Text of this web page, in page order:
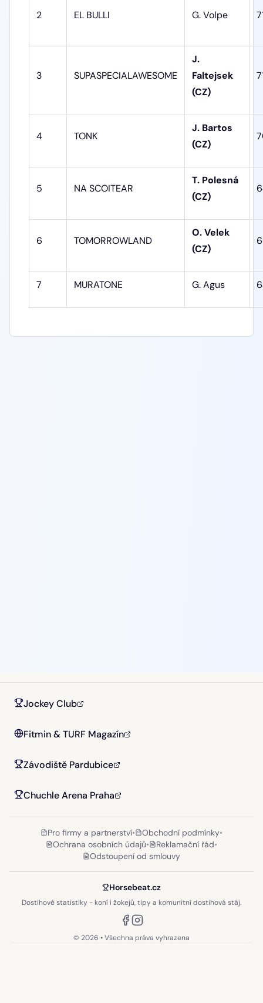
2 EL BULLI G. Volpe
3 SUPASPECIALAWESOME
J.
Faltejsek
(CZ)
4 TONK
J. Bartos
(CZ)
5 NA SCOITEAR
T. Polesná
(CZ)
6 TOMORROWLAND
O. Velek
(CZ)
7 MURATONE G. Agus
Jockey Club
Fitmin & TURF Magazín
Závodiště Pardubice
Chuchle Arena Praha
Pro firmy a partnerství• Obchodní podmínky•
Ochrana osobních údajů• Reklamační řád•
Odstoupení od smlouvy
Horsebeat.cz
Dostihové statistiky - koní i žokejů, tipy a komunitní dostihová stáj.
© 2026 • Všechna práva vyhrazena